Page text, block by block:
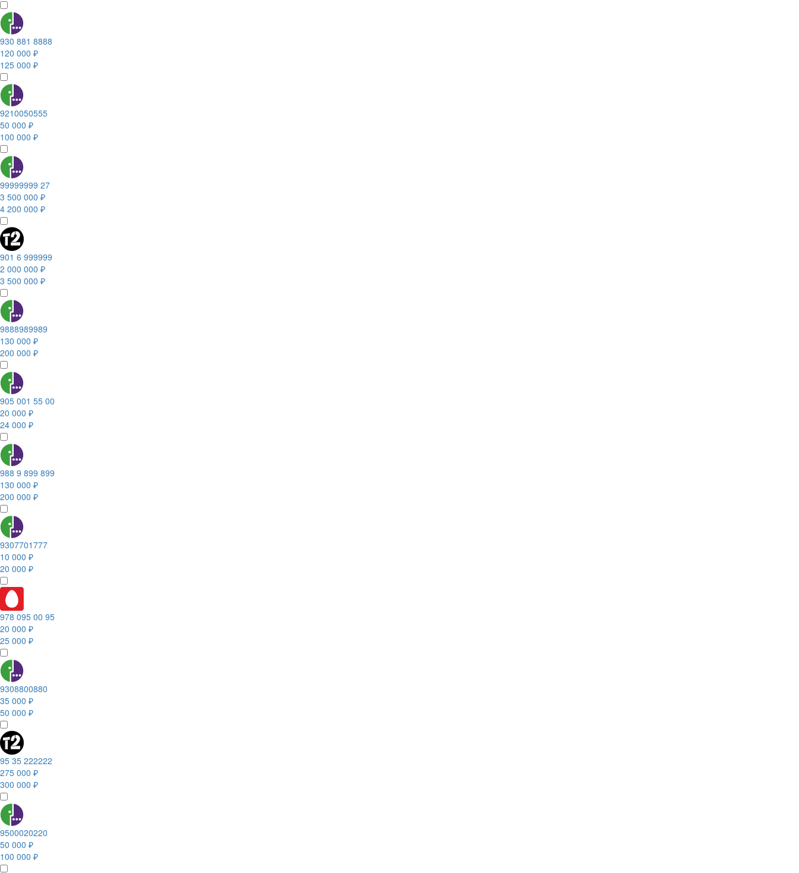
930 881 8888
120 000 ₽
125 000 ₽
9210050555
50 000 ₽
100 000 ₽
99999999 27
3 500 000 ₽
4 200 000 ₽
901 6 999999
2 000 000 ₽
3 500 000 ₽
9888989989
130 000 ₽
200 000 ₽
905 001 55 00
20 000 ₽
24 000 ₽
988 9 899 899
130 000 ₽
200 000 ₽
9307701777
10 000 ₽
20 000 ₽
978 095 00 95
20 000 ₽
25 000 ₽
9308800880
35 000 ₽
50 000 ₽
95 35 222222
275 000 ₽
300 000 ₽
9500020220
50 000 ₽
100 000 ₽